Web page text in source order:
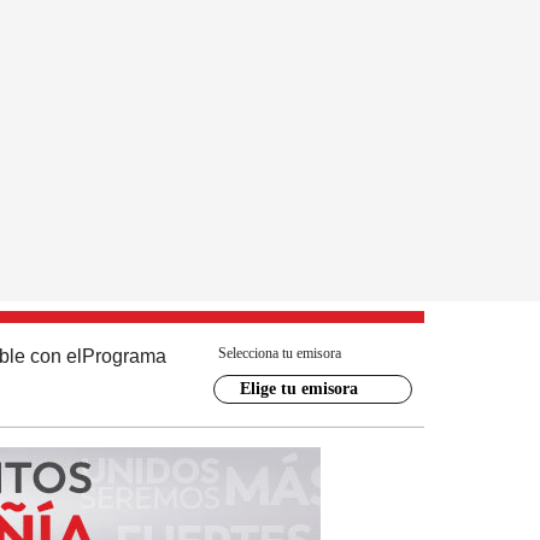
con el Programa Selecciona tu emisora
Elige tu emisora